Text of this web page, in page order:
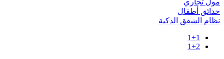
مول تجاري
حدائق أطفال
نظام الشقق الذكية
1+1
1+2